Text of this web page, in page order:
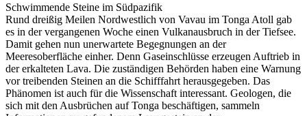
Schwimmende Steine im Südpazifik
Rund dreißig Meilen Nordwestlich von Vavau im Tonga Atoll gab
es in der vergangenen Woche einen Vulkanausbruch in der Tiefsee.
Damit gehen nun unerwartete Begegnungen an der
Meeresoberfläche einher. Denn Gaseinschlüsse erzeugen Auftrieb in
der erkalteten Lava. Die zuständigen Behörden haben eine Warnung
vor treibenden Steinen an die Schifffahrt herausgegeben. Das
Phänomen ist auch für die Wissenschaft interessant. Geologen, die
sich mit den Ausbrüchen auf Tonga beschäftigen, sammeln